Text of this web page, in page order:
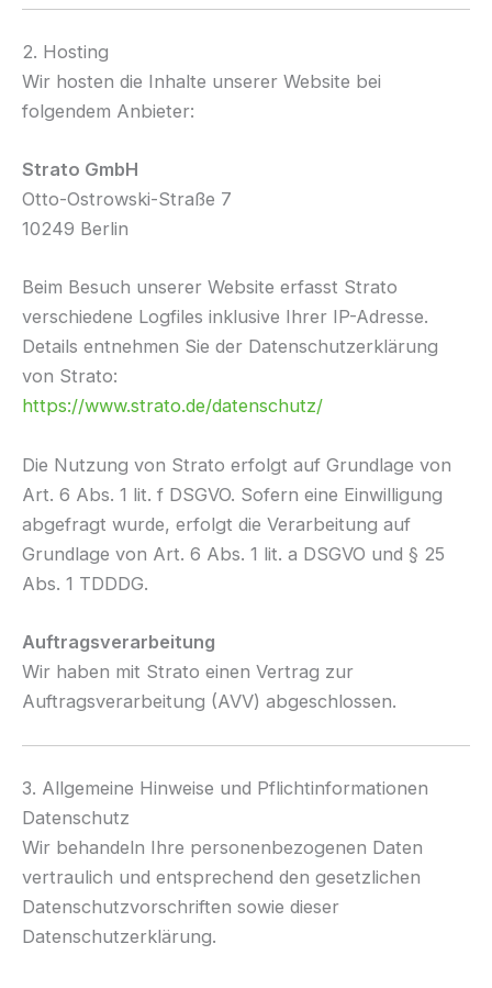
2. Hosting
Wir hosten die Inhalte unserer Website bei
folgendem Anbieter:
Strato GmbH
Otto-Ostrowski-Straße 7
10249 Berlin
Beim Besuch unserer Website erfasst Strato
verschiedene Logfiles inklusive Ihrer IP-Adresse.
Details entnehmen Sie der Datenschutzerklärung
von Strato:
https://www.strato.de/datenschutz/
Die Nutzung von Strato erfolgt auf Grundlage von
Art. 6 Abs. 1 lit. f DSGVO. Sofern eine Einwilligung
abgefragt wurde, erfolgt die Verarbeitung auf
Grundlage von Art. 6 Abs. 1 lit. a DSGVO und § 25
Abs. 1 TDDDG.
Auftragsverarbeitung
Wir haben mit Strato einen Vertrag zur
Auftragsverarbeitung (AVV) abgeschlossen.
3. Allgemeine Hinweise und Pflichtinformationen
Datenschutz
Wir behandeln Ihre personenbezogenen Daten
vertraulich und entsprechend den gesetzlichen
Datenschutzvorschriften sowie dieser
Datenschutzerklärung.